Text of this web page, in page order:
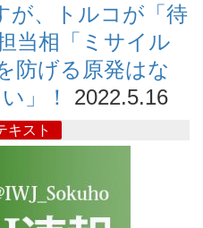
が、トルコが「待
当相「ミサイル
防げる原発はな
」！
2022.5.16
キスト